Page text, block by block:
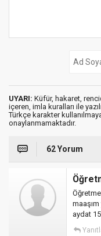
UYARI: Küfür, hakaret,
içeren, imla kuralları ile
Türkçe karakter
onaylanmamaktadır.
62 Yorum
aydat